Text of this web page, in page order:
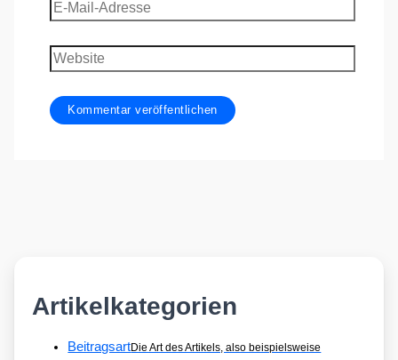
E-
Mail-
Adresse
Website
Artikelkategorien
BeitragsartDie Art des Artikels, also beispielsweise